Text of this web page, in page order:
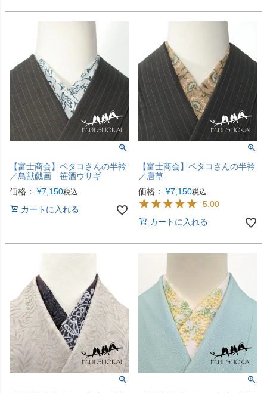
【富士商会】ペタコさんの半衿
／鳥獣戯画 笹酒ウサギ
価格：
¥7,150税込
カートに入れる
【富士商会】ペタコさんの半衿
／唐草
価格：
¥7,150税込
5.00
カートに入れる